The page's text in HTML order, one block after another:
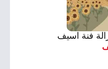
فنة اسيف